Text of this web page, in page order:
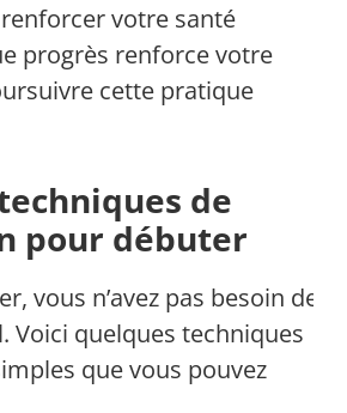
votre santé
progrès renforce votre
cette pratique
de
pour débuter
vous n’avez pas besoin de
Voici quelques techniques
que vous pouvez